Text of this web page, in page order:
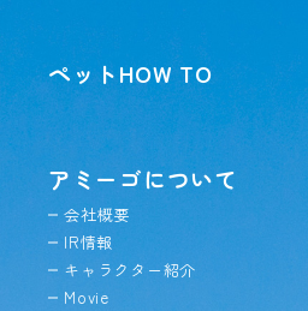
ペットHOW TO
アミーゴについて
会社概要
IR情報
キャラクター紹介
Movie